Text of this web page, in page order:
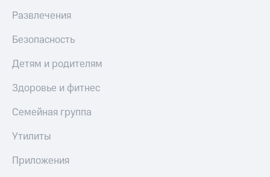
Развлечения
Безопасность
Детям и родителям
Здоровье и фитнес
Семейная группа
Утилиты
Приложения